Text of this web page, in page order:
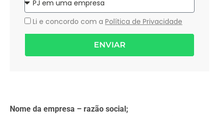
Li e concordo com a Política de Privacidade
ENVIAR
Nome da empresa – razão social;